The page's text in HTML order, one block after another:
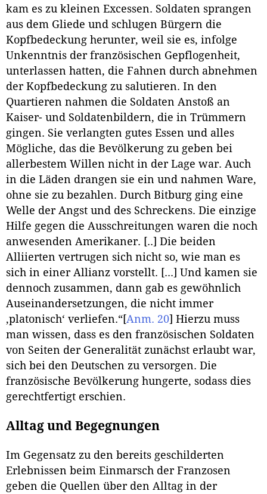
kam es zu kleinen Excessen. Soldaten sprangen
aus dem Gliede und schlugen Bürgern die
Kopfbedeckung herunter, weil sie es, infolge
Unkenntnis der französischen Gepflogenheit,
unterlassen hatten, die Fahnen durch abnehmen
der Kopfbedeckung zu salutieren. In den
Quartieren nahmen die Soldaten Anstoß an
Kaiser- und Soldatenbildern, die in Trümmern
gingen. Sie verlangten gutes Essen und alles
Mögliche, das die Bevölkerung zu geben bei
allerbestem Willen nicht in der Lage war. Auch
in die Läden drangen sie ein und nahmen Ware,
ohne sie zu bezahlen. Durch Bitburg ging eine
Welle der Angst und des Schreckens. Die einzige
Hilfe gegen die Ausschreitungen waren die noch
anwesenden Amerikaner. [..] Die beiden
Alliierten vertrugen sich nicht so, wie man es
sich in einer Allianz vorstellt. [...] Und kamen sie
dennoch zusammen, dann gab es gewöhnlich
Auseinandersetzungen, die nicht immer
‚platonisch‘ verliefen.“[Anm. 20] Hierzu muss
man wissen, dass es den französischen Soldaten
von Seiten der Generalität zunächst erlaubt war,
sich bei den Deutschen zu versorgen. Die
französische Bevölkerung hungerte, sodass dies
gerechtfertigt erschien.
Alltag und Begegnungen
Im Gegensatz zu den bereits geschilderten
Erlebnissen beim Einmarsch der Franzosen
geben die Quellen über den Alltag in der